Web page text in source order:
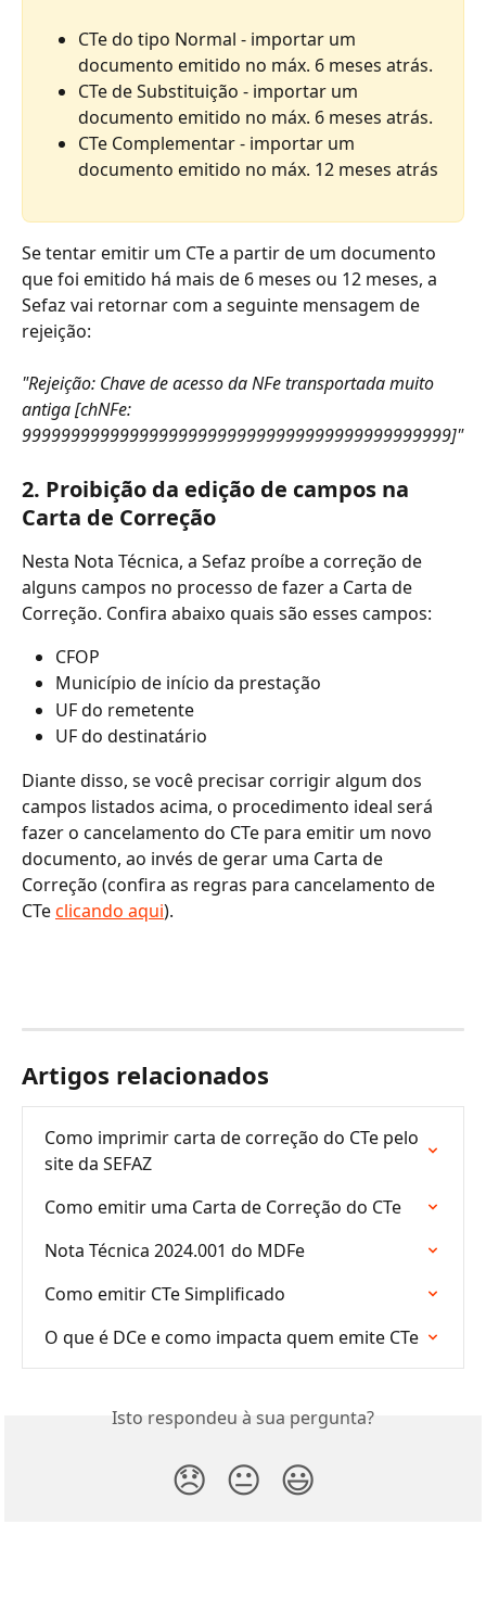
CTe do tipo Normal - importar um
documento emitido no máx. 6 meses atrás.
CTe de Substituição - importar um
documento emitido no máx. 6 meses atrás.
CTe Complementar - importar um
documento emitido no máx. 12 meses atrás
Se tentar emitir um CTe a partir de um documento
que foi emitido há mais de 6 meses ou 12 meses, a
Sefaz vai retornar com a seguinte mensagem de
rejeição:
"Rejeição: Chave de acesso da NFe transportada muito
antiga [chNFe:
99999999999999999999999999999999999999999999]"
2. Proibição da edição de campos na
Carta de Correção
Nesta Nota Técnica, a Sefaz proíbe a correção de
alguns campos no processo de fazer a Carta de
Correção. Confira abaixo quais são esses campos:
CFOP
Município de início da prestação
UF do remetente
UF do destinatário
Diante disso, se você precisar corrigir algum dos
campos listados acima, o procedimento ideal será
fazer o cancelamento do CTe para emitir um novo
documento, ao invés de gerar uma Carta de
Correção (confira as regras para cancelamento de
CTe clicando aqui).
Artigos relacionados
Como imprimir carta de correção do CTe pelo
site da SEFAZ
Como emitir uma Carta de Correção do CTe
Nota Técnica 2024.001 do MDFe
Como emitir CTe Simplificado
O que é DCe e como impacta quem emite CTe
Isto respondeu à sua pergunta?
😞 😐 😃